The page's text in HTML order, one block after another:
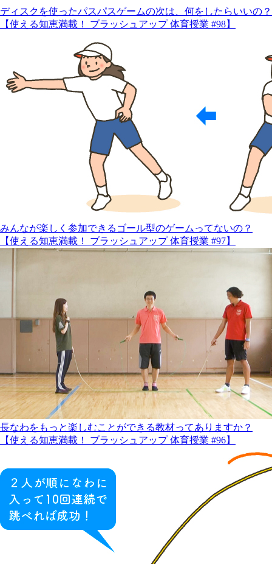
ディスクを使ったパスパスゲームの次は、何をしたらいいの？
【使える知恵満載！ ブラッシュアップ 体育授業 #98】
みんなが楽しく参加できるゴール型のゲームってないの？
【使える知恵満載！ ブラッシュアップ 体育授業 #97】
長なわをもっと楽しむことができる教材ってありますか？
【使える知恵満載！ ブラッシュアップ 体育授業 #96】